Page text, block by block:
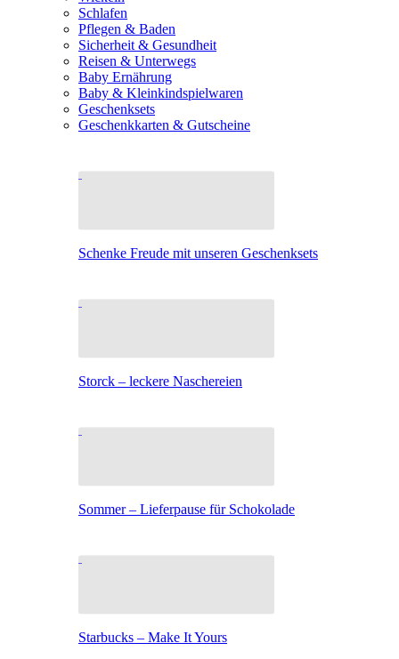
Schlafen
Pflegen & Baden
Sicherheit & Gesundheit
Reisen & Unterwegs
Baby Ernährung
Baby & Kleinkindspielwaren
Geschenksets
Geschenkkarten & Gutscheine
Schenke Freude mit unseren Geschenksets
Storck – leckere Naschereien
Sommer – Lieferpause für Schokolade
Starbucks – Make It Yours